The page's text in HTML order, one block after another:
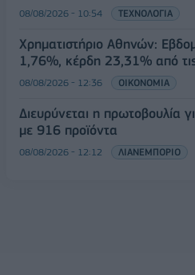
08/08/2026 - 10:54 ΤΕΧΝΟΛΟΓΙΑ
Χρηματιστήριο Αθηνών:
1,76%, κέρδη 23,31% από
08/08/2026 - 12:36 ΟΙΚΟΝΟΜΙΑ
Διευρύνεται η πρωτοβουλία
με 916 προϊόντα
08/08/2026 - 12:12 ΛΙΑΝΕΜΠΟΡΙΟ